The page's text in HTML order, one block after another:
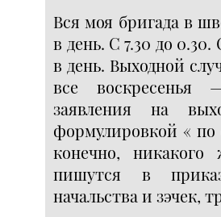
Вся моя бригада в
в день. С 7.30 до
в день. Выходной
все воскресенья
заявления на
формулировкой «
конечно,
пишутся в
начальства и зэчек,